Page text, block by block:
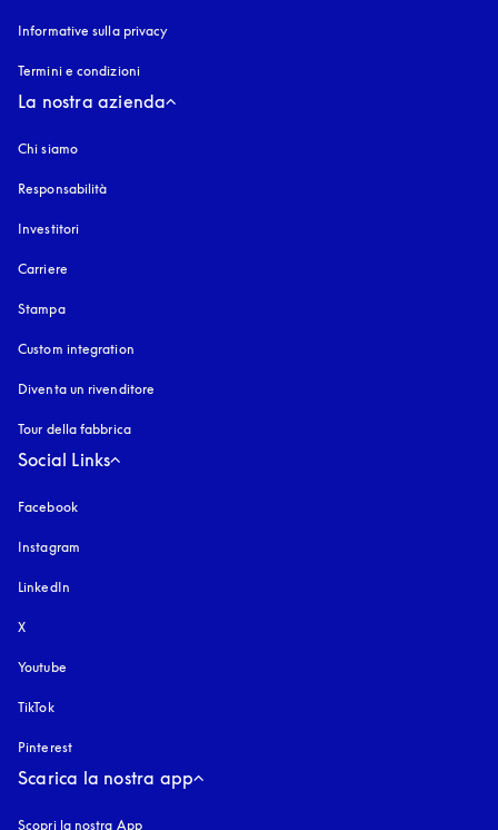
Informative sulla privacy
Termini e condizioni
La nostra azienda
Chi siamo
Responsabilità
Investitori
Carriere
Stampa
Custom integration
Diventa un rivenditore
Tour della fabbrica
Social Links
Facebook
Instagram
LinkedIn
X
Youtube
TikTok
Pinterest
Scarica la nostra app
Scopri la nostra App